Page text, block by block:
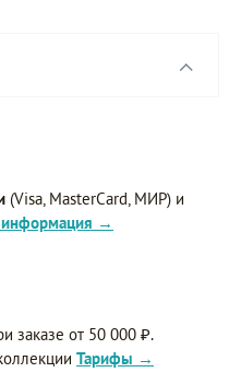
(Visa, MasterCard, МИР) и
→
заказе от 50 000 ₽.
Тарифы →